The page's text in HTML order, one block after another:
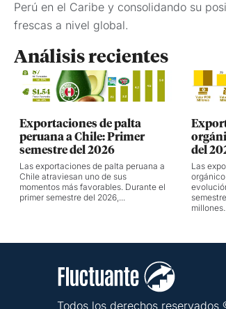
Perú en el Caribe y consolidando su
frescas a nivel global.
Análisis recientes
Exportaciones de palta
peruana a Chile: Primer
semestre del 2026
Las exportaciones de palta peruana a
Chile atraviesan uno de sus
momentos más favorables. Durante el
primer semestre del 2026,...
del
Las
millones...
Todos los derechos reservados